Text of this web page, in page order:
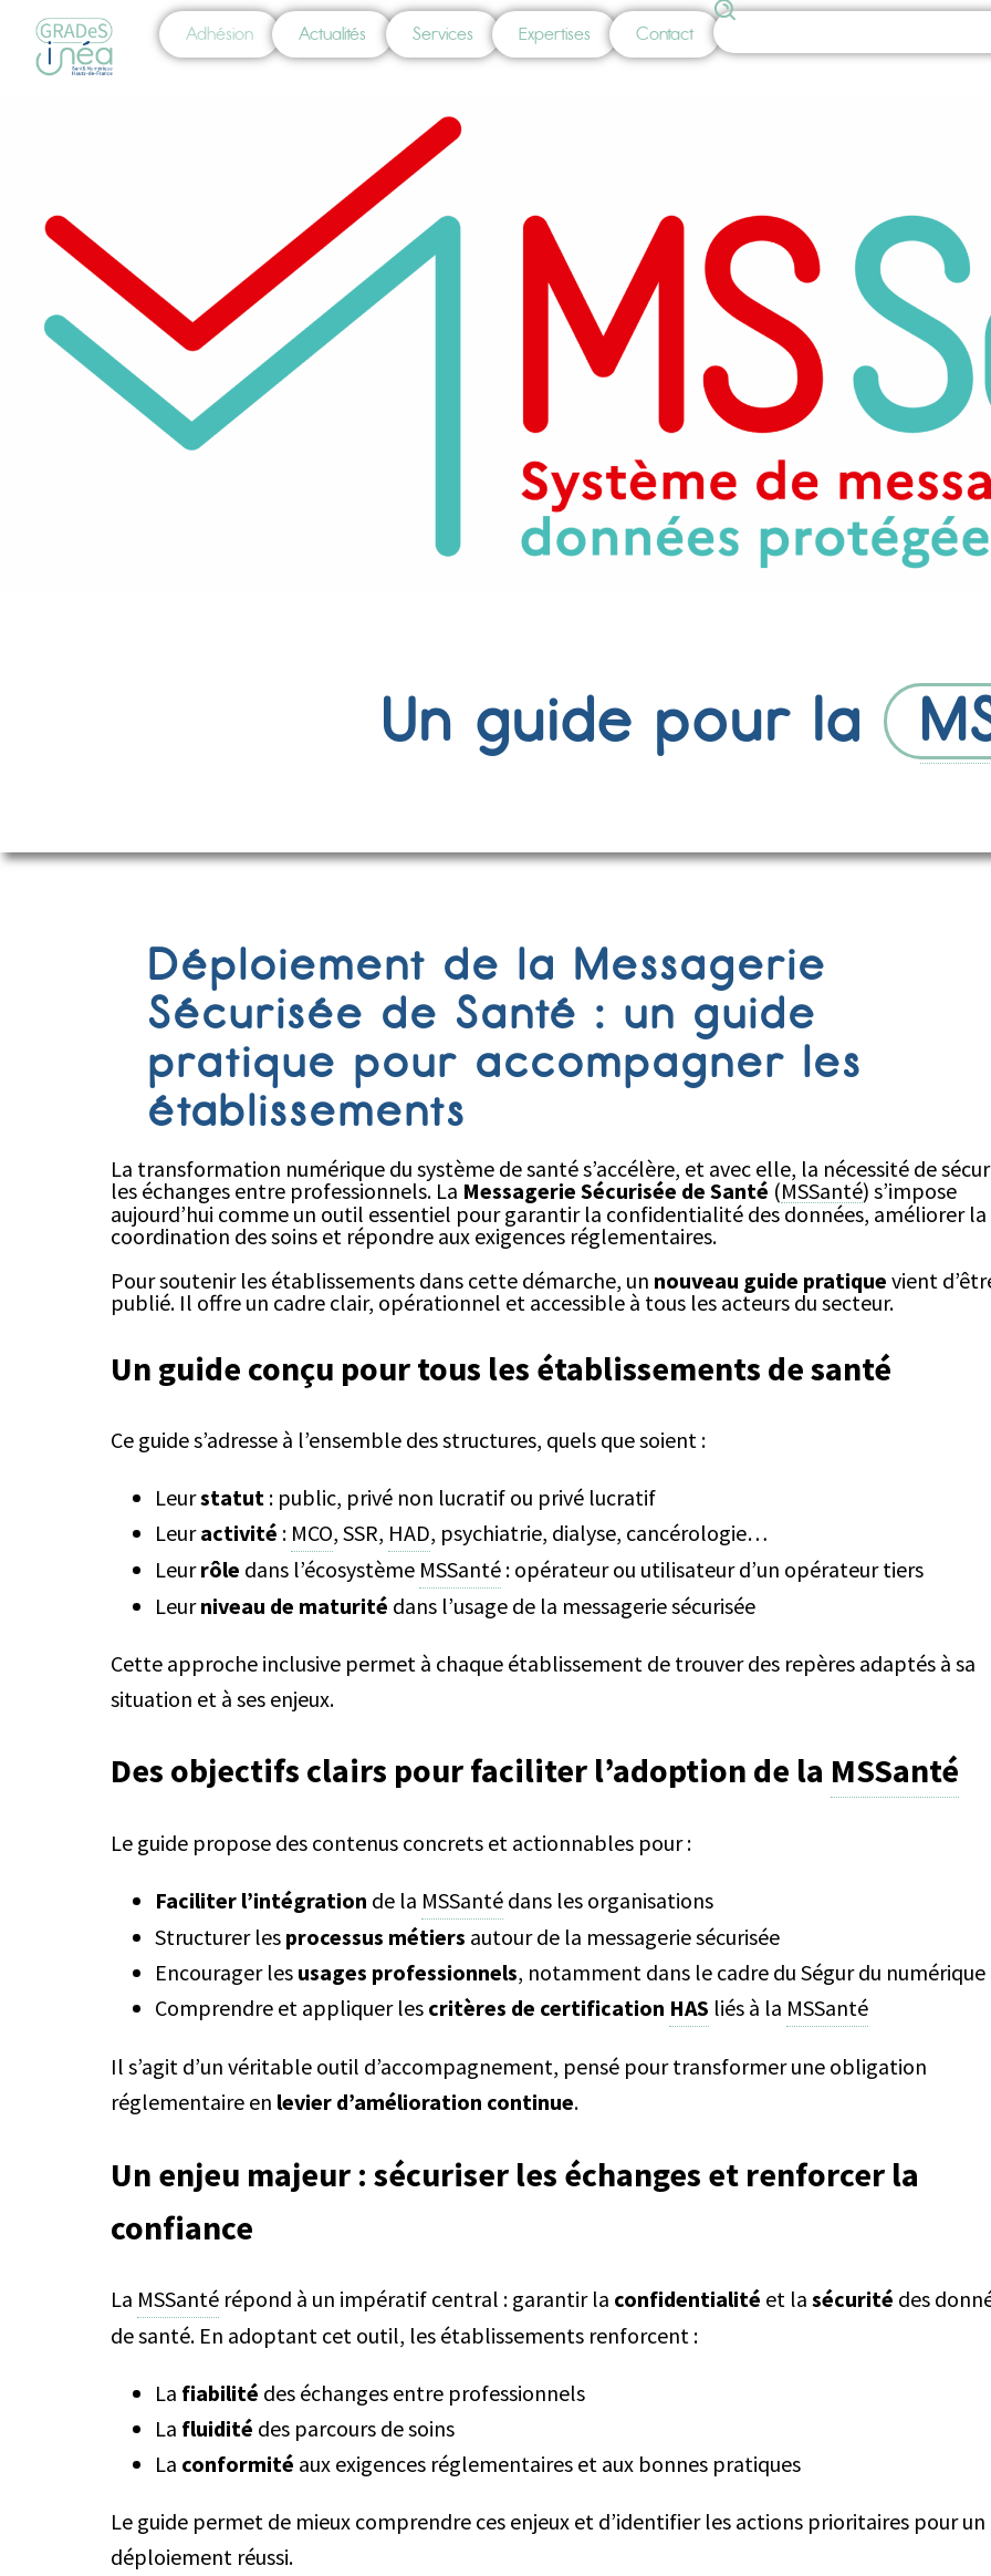
Adhésion Actualités Services Expertises Contact
Un guide pour la
Déploiement de la Messagerie
Sécurisée de Santé : un guide
pratique pour accompagner les
établissements
La transformation numérique du système de santé s’accélère, et avec elle, la nécessité de
les échanges entre professionnels. La Messagerie Sécurisée de Santé (MSSanté) s’impose
aujourd’hui comme un outil essentiel pour garantir la confidentialité des données, améliorer la
coordination des soins et répondre aux exigences réglementaires.
Pour soutenir les établissements dans cette démarche, un nouveau guide pratique vient
publié. Il offre un cadre clair, opérationnel et accessible à tous les acteurs du secteur.
Un guide conçu pour tous les établissements de santé
Ce guide s’adresse à l’ensemble des structures, quels que soient :
Leurstatut : public, privé non lucratif ou privé lucratif
Leuractivité : MCO, SSR, HAD, psychiatrie, dialyse, cancérologie…
Leurrôle dans l’écosystème MSSanté : opérateur ou utilisateur d’un opérateur tiers
Leurniveau de maturité dans l’usage de la messagerie sécurisée
Cette approche inclusive permet à chaque établissement de trouver des repères adaptés à sa
situation et à ses enjeux.
Des objectifs clairs pour faciliter l’adoption de la MSSanté
Le guide propose des contenus concrets et actionnables pour :
Faciliter l’intégration de la MSSanté dans les organisations
Structurer les processus métiers autour de la messagerie sécurisée
Encourager les usages professionnels, notamment dans le cadre du Ségur du numérique
Comprendre et appliquer les critères de certification HAS liés à la MSSanté
Il s’agit d’un véritable outil d’accompagnement, pensé pour transformer une obligation
réglementaire en levier d’amélioration continue.
Un enjeu majeur : sécuriser les échanges et renforcer la
confiance
La MSSanté répond à un impératif central : garantir la confidentialité et la sécurité des
de santé. En adoptant cet outil, les établissements renforcent :
La fiabilité des échanges entre professionnels
La fluidité des parcours de soins
La conformité aux exigences réglementaires et aux bonnes pratiques
Le guide permet de mieux comprendre ces enjeux et d’identifier les actions prioritaires pour un
déploiement réussi.